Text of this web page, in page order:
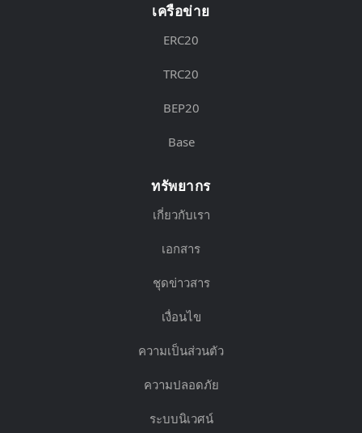
เครือข่าย
ERC20
TRC20
BEP20
Base
ทรัพยากร
เกี่ยวกับเรา
เอกสาร
ชุดข่าวสาร
เงื่อนไข
ความเป็นส่วนตัว
ความปลอดภัย
ระบบนิเวศน์